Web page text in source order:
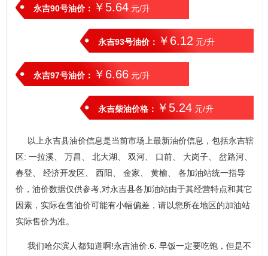
永吉90号油价： ￥5.64 元/升
永吉93号油价： ￥6.12 元/升
永吉97号油价： ￥6.66 元/升
永吉柴油价格： ￥5.24 元/升
以上永吉县油价信息是当前市场上最新油价信息，包括永吉辖
区: 一拉溪、 万昌、 北大湖、 双河、 口前、 大岗子、 岔路河、
春登、 经济开发区、 西阳、 金家、 黄榆、 各加油站统一指导
价，油价数据仅供参考,对永吉县各加油站由于其经营特点和其它
因素，实际在售油价可能有小幅偏差，请以您所在地区的加油站
实际售价为准。
我们哈尔滨人都知道啊!永吉油价.6. 早饭一定要吃饱，但是不